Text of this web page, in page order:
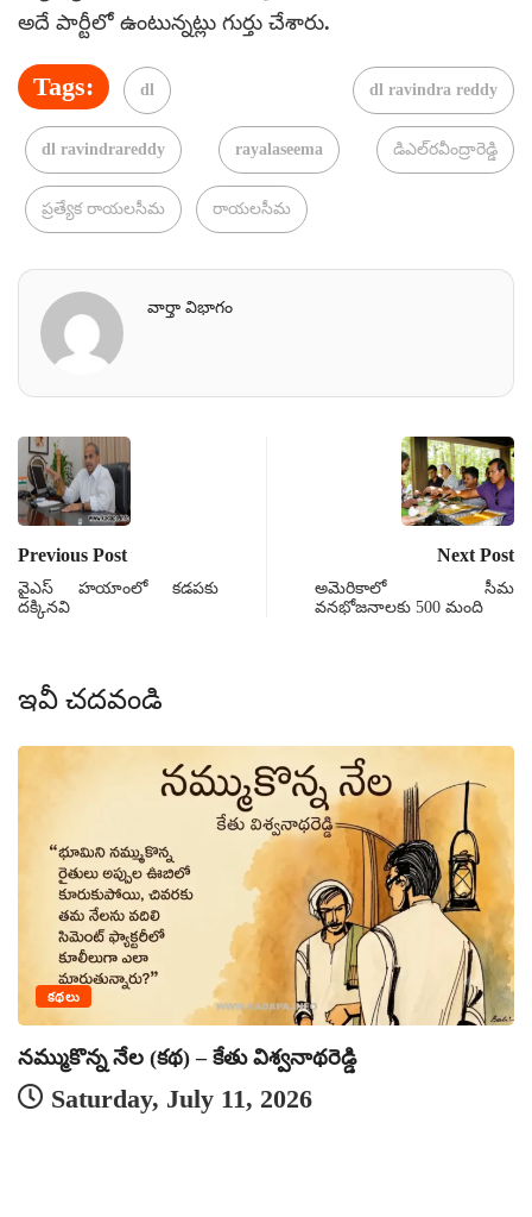
అదే పార్టీలో ఉంటున్నట్లు గుర్తు చేశారు.
Tags: dl dl ravindra reddy
dl ravindrareddy rayalaseema డిఎల్‌రవీంద్రారెడ్డి
ప్రత్యేక రాయలసీమ రాయలసీమ
వార్తా విభాగం
Previous Post
వైఎస్ హయాంలో కడపకు
దక్కినవి
Next Post
అమెరికాలో సీమ
వనభోజనాలకు 500 మంది
ఇవీ చదవండి
కథలు
నమ్ముకొన్న నేల (కథ) – కేతు విశ్వనాథరెడ్డి
Saturday, July 11, 2026